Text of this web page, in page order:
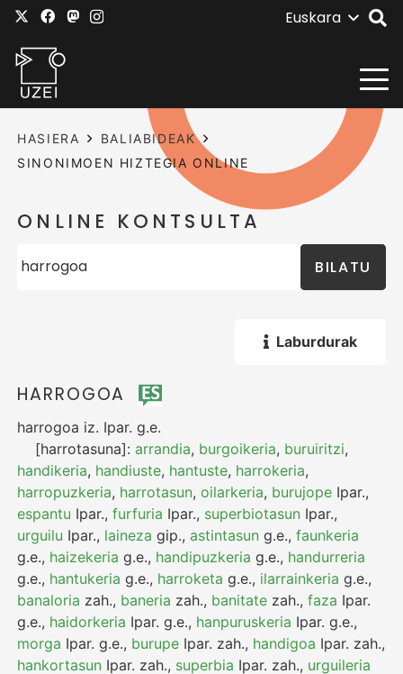
Euskara
HASIERA
BALIABIDEAK
SINONIMOEN HIZTEGIA ONLINE
ONLINE KONTSULTA
BILATU
Laburdurak
HARROGOA
harrogoa iz. Ipar. g.e.
[harrotasuna]:arrandia, burgoikeria, buruiritzi,
handikeria, handiuste, hantuste, harrokeria,
harropuzkeria, harrotasun,oilarkeria, burujope Ipar.,
espantu Ipar.,furfuria Ipar., superbiotasun Ipar.,
urguilu Ipar., laineza gip.,astintasun g.e.,faunkeria
g.e., haizekeria g.e., handipuzkeria g.e., handurreria
g.e., hantukeria g.e., harroketa g.e., ilarrainkeria g.e.,
banaloria zah., baneria zah., banitate zah.,faza Ipar.
g.e., haidorkeria Ipar. g.e., hanpuruskeria Ipar. g.e.,
morga Ipar. g.e., burupe Ipar. zah., handigoa Ipar. zah.,
hankortasun Ipar. zah., superbia Ipar. zah., urguileria